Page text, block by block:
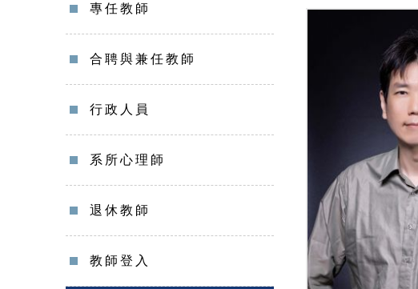
專任教師
合聘與兼任教師
行政人員
系所心理師
退休教師
教師登入